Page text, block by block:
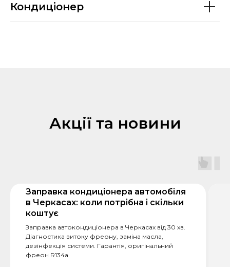
Кондиціонер
Акції та новини
Заправка кондиціонера автомобіля
в Черкасах: коли потрібна і скільки
коштує
Заправка автокондиціонера в Черкасах від 30 хв.
Діагностика витоку фреону, заміна масла,
дезінфекція системи. Гарантія, оригінальний
фреон R134a